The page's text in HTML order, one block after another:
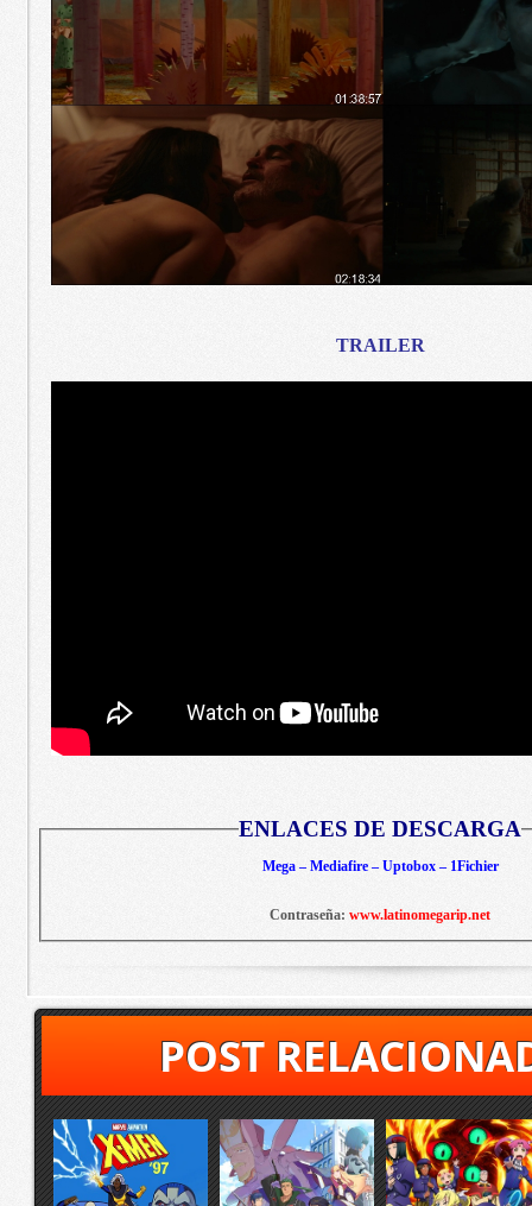
TRAILER
ENLACES DE DESCARGA
Mega – Mediafire – Uptobox – 1Fichier
Contraseña: www.latinomegarip.net
POST